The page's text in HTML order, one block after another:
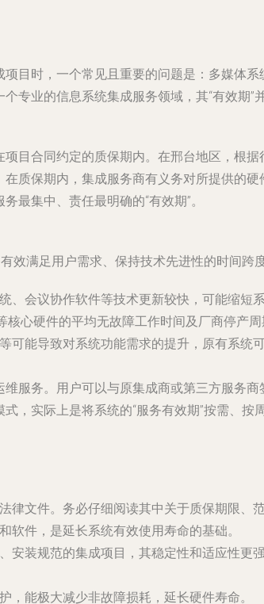
目时，一个常见且重要的问题是：多媒体
专业的信息系统集成服务领域，其“有效期
目合同约定的质保期内。在邢台地区，根
质保期内，集成服务商有义务对所提供的
最集中、责任最明确的“有效期”。
效满足用户需求、保持技术先进性的时间
会议协作软件等技术更新较快，可能缩短
心硬件的平均无故障工作时间及厂商停产周
可能导致对系统功能需求的提升，原有系统
服务。用户可以与原集成商或第三方服务
，实际上是将系统的“服务有效期”按需、
律文件。务必仔细阅读其中关于质保期限、
软件，是延长系统有效使用寿命的基础。
安装规范的集成项目，其稳定性和适应性
，能极大减少非故障损耗，延长硬件寿命。